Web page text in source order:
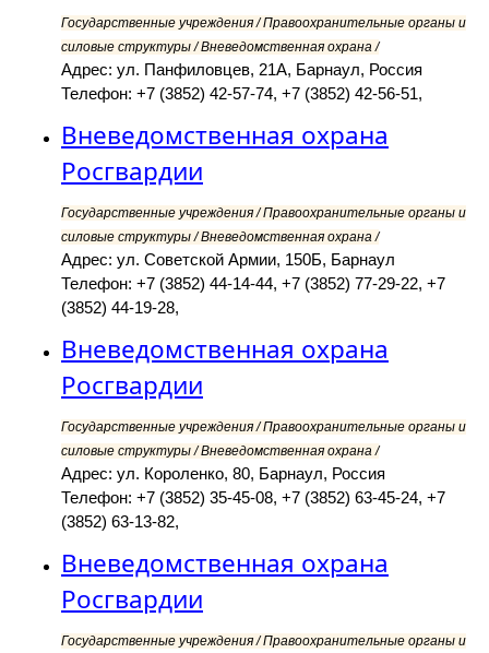
Государственные учреждения / Правоохранительные органы и
силовые структуры / Вневедомственная охрана /
Адрес: ул. Панфиловцев, 21А, Барнаул, Россия
Телефон: +7 (3852) 42-57-74, +7 (3852) 42-56-51,
Вневедомственная охрана
Росгвардии
Государственные учреждения / Правоохранительные органы и
силовые структуры / Вневедомственная охрана /
Адрес: ул. Советской Армии, 150Б, Барнаул
Телефон: +7 (3852) 44-14-44, +7 (3852) 77-29-22, +7
(3852) 44-19-28,
Вневедомственная охрана
Росгвардии
Государственные учреждения / Правоохранительные органы и
силовые структуры / Вневедомственная охрана /
Адрес: ул. Короленко, 80, Барнаул, Россия
Телефон: +7 (3852) 35-45-08, +7 (3852) 63-45-24, +7
(3852) 63-13-82,
Вневедомственная охрана
Росгвардии
Государственные учреждения / Правоохранительные органы и